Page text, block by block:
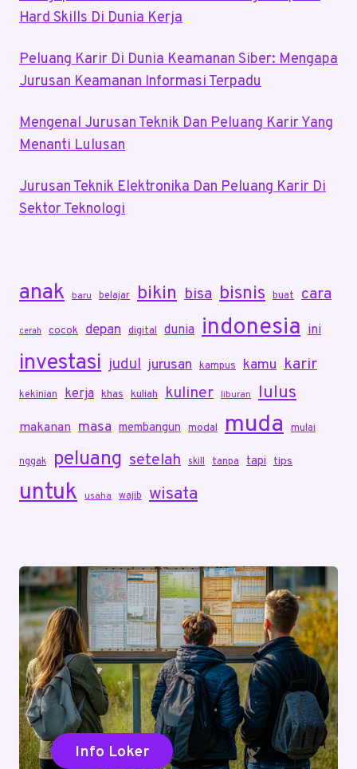
Hard Skills Di Dunia Kerja
Peluang Karir Di Dunia Keamanan Siber: Mengapa
Jurusan Keamanan Informasi Terpadu
Mengenal Jurusan Teknik Dan Peluang Karir Yang
Menanti Lulusan
Jurusan Teknik Elektronika Dan Peluang Karir Di
Sektor Teknologi
anak baru belajar bikin bisa bisnis buat cara
cerah cocok depan digital dunia indonesia ini
investasi judul jurusan kampus kamu karir
kekinian kerja khas kuliah kuliner liburan lulus
makanan masa membangun modal muda mulai
nggak peluang setelah skill tanpa tapi tips
untuk usaha wajib wisata
Info Loker